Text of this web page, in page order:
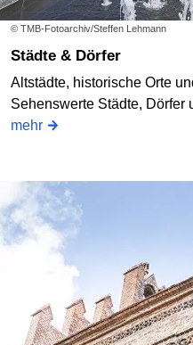
© TMB-Fotoarchiv/Steffen Lehmann
Städte & Dörfer
Altstädte, historische Orte
Sehenswerte Städte, Dörfer
mehr